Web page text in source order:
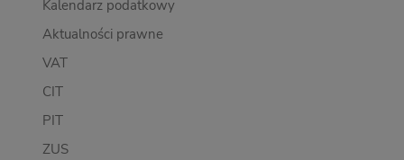
Kalendarz podatkowy
Aktualności prawne
VAT
CIT
PIT
ZUS